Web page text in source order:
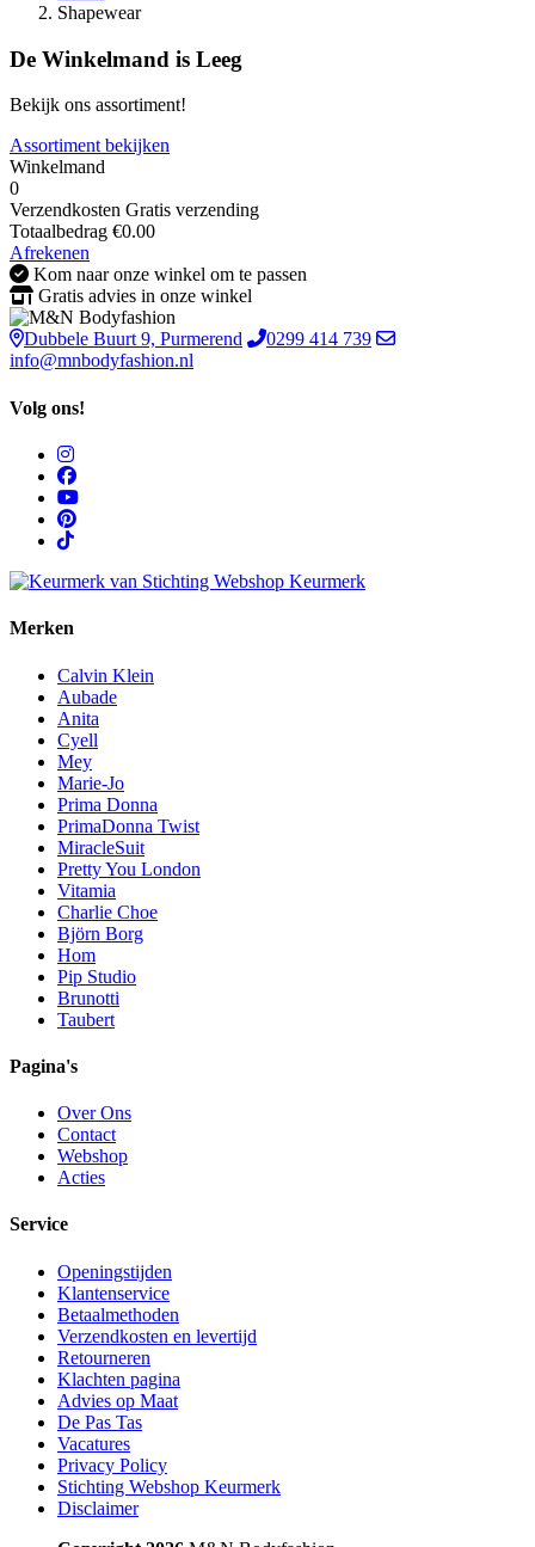
Shapewear
De Winkelmand is Leeg
Bekijk ons assortiment!
Assortiment bekijken
Winkelmand
0
Verzendkosten Gratis verzending
Totaalbedrag €0.00
Afrekenen
Kom naar onze winkel om te passen
Gratis advies in onze winkel
Dubbele Buurt 9, Purmerend
0299 414 739
info@mnbodyfashion.nl
Volg ons!
Merken
Calvin Klein
Aubade
Anita
Cyell
Mey
Marie-Jo
Prima Donna
PrimaDonna Twist
MiracleSuit
Pretty You London
Vitamia
Charlie Choe
Björn Borg
Hom
Pip Studio
Brunotti
Taubert
Pagina's
Over Ons
Contact
Webshop
Acties
Service
Openingstijden
Klantenservice
Betaalmethoden
Verzendkosten en levertijd
Retourneren
Klachten pagina
Advies op Maat
De Pas Tas
Vacatures
Privacy Policy
Stichting Webshop Keurmerk
Disclaimer